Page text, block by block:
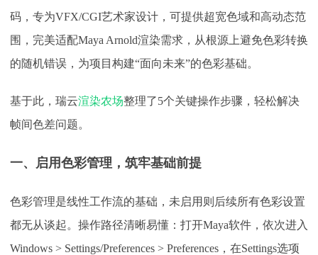
码，专为VFX/CGI艺术家设计，可提供超宽色域和高动态范
围，完美适配Maya Arnold渲染需求，从根源上避免色彩转换
的随机错误，为项目构建“面向未来”的色彩基础。
基于此，瑞云渲染农场整理了5个关键操作步骤，轻松解决
帧间色差问题。
一、启用色彩管理，筑牢基础前提
色彩管理是线性工作流的基础，未启用则后续所有色彩设置
都无从谈起。操作路径清晰易懂：打开Maya软件，依次进入
Windows > Settings/Preferences > Preferences，在Settings选项